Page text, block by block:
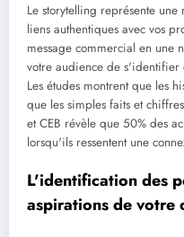
Le storytelling représente
liens authentiques avec vos
message commercial en une
votre audience de s'identifier
Les études montrent que les
que les simples faits et
et CEB révèle que 50% des
lorsqu'ils ressentent une
L'identification des
aspirations de votre